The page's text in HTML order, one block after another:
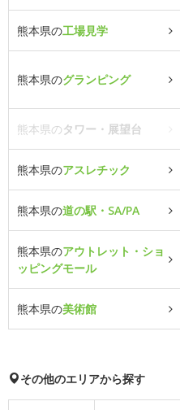
熊本県の工場見学
熊本県のグランピング
熊本県のタワー・展望台
熊本県のアスレチック
熊本県の道の駅・SA/PA
熊本県のアウトレット・ショ
ッピングモール
熊本県の美術館
その他のエリアから探す